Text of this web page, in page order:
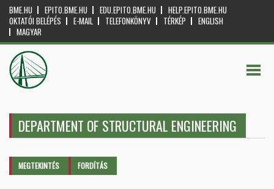
BME.HU EPITO.BME.HU EDU.EPITO.BME.HU
HELP.EPITO.BME.HU
OKTATÓI BELÉPÉS
E-MAIL TELEFONKÖNYV TÉRKÉP
ENGLISH
MAGYAR
DEPARTMENT OF STRUCTURAL ENGINEERING
Elsődleges fülek
MEGTEKINTÉS (AKTÍVFORDÍTÁS